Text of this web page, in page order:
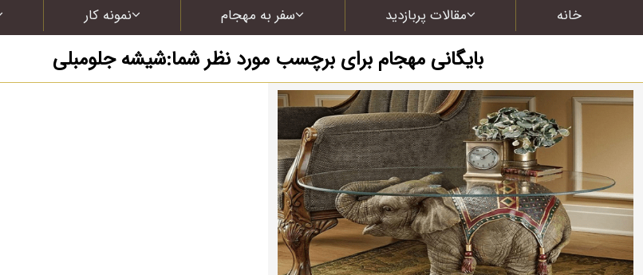
خانه مقالات پربازدید سفر به مهجام نمونه کار
بایگانی مهجام برای برچسب مورد نظر شما:شیشه جلومبلی